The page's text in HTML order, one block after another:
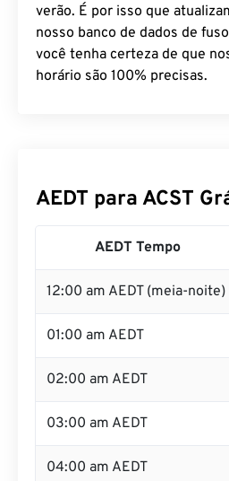
verão. É por isso que
nosso banco de dados de
você tenha certeza de que
horário são 100% precisas.
AEDT para ACST
AEDT Tempo
12:00 am AEDT (meia-noite)
01:00 am AEDT
02:00 am AEDT
03:00 am AEDT
04:00 am AEDT